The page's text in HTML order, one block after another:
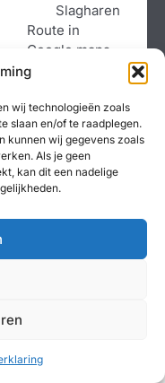
wij technologieën zoals
slaan en/of te raadplegen.
kunnen wij gegevens zoals
Als je geen
kan dit een nadelige
Slagharen
Route in
Google maps
Bel: 0523 681
Ruilen & Retourneren